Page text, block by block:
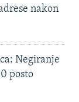
nakon
Negiranje
posto